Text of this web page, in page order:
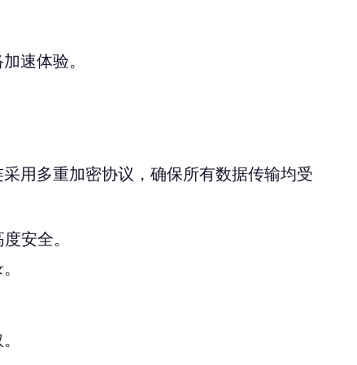
速体验。
用多重加密协议，确保所有数据传输均受
安全。